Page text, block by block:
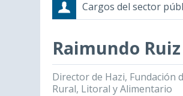
Cargos del sector
Raimundo
CargosFecha de inicio -
Director de Hazi, Fundación
Rural, Litoral y Alimentario